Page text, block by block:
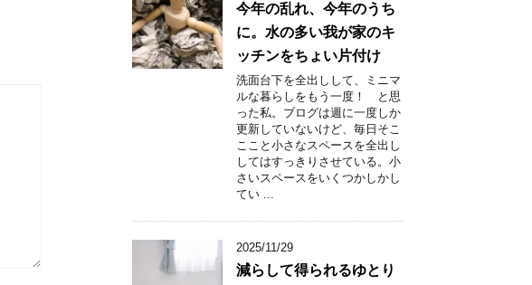
今年の乱れ、今年のうち
に。水の多い我が家のキ
ッチンをちょい片付け
洗面台下を全出しして、ミニマ
ルな暮らしをもう一度！ と思
った私。ブログは週に一度しか
更新していないけど、毎日そこ
ここと小さなスペースを全出し
してはすっきりさせている。小
さいスペースをいくつかしかし
てい ...
2025/11/29
減らして得られるゆとり